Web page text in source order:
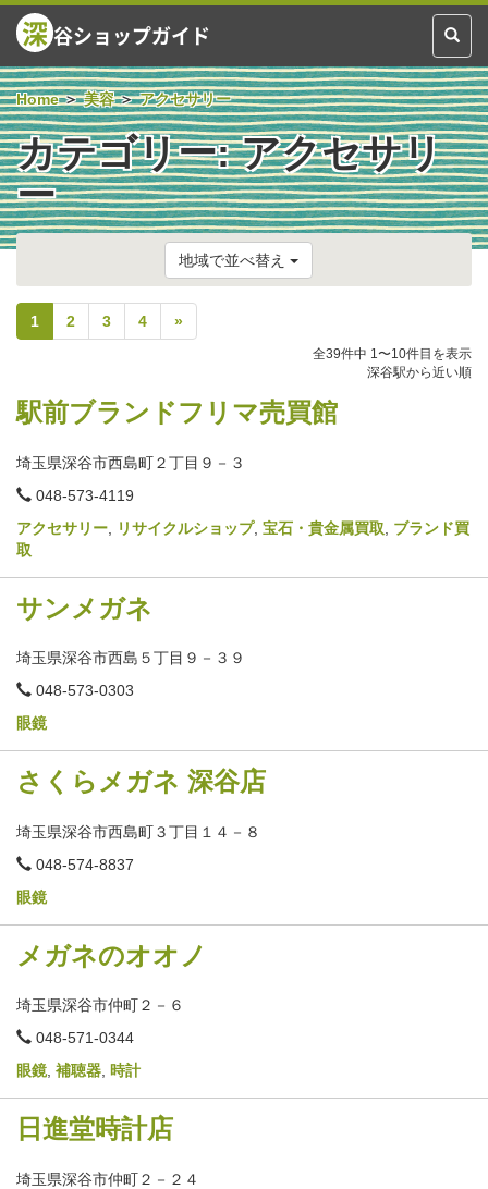
Toggle
深 谷ショップガイド
Home 美容 アクセサリー
カテゴリー:アクセサリ
ー
地域で並べ替え
1 2 3 4 »
全39件中 1〜10件目を表示
深谷駅から近い順
駅前ブランドフリマ売買館
埼玉県深谷市西島町２丁目９－３
電
番
号
048-573-4119
アクセサリー
リサイクルショップ, 宝石・貴金属買取
ブランド買
取
サンメガネ
埼玉県深谷市西島５丁目９－３９
電
番
号
048-573-0303
眼鏡
さくらメガネ 深谷店
埼玉県深谷市西島町３丁目１４－８
電
番
号
048-574-8837
眼鏡
メガネのオオノ
埼玉県深谷市仲町２－６
電
番
号
048-571-0344
眼鏡, 補聴器 時計
日進堂時計店
埼玉県深谷市仲町２－２４